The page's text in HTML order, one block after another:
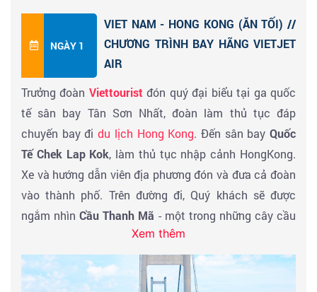
NGÀY 1
VIET NAM - HONG KONG (ĂN TỐI) //
CHƯƠNG TRÌNH BAY HÃNG VIETJET
AIR
Trưởng đoàn Viettourist đón quý đại biểu tại ga quốc
tế sân bay Tân Sơn Nhất, đoàn làm thủ tục đáp
chuyến bay đidu lịch Hong Kong. Đến sân bayQuốc
Tế Chek Lap Kok, làm thủ tục nhập cảnh HongKong.
Xe và hướng dẫn viên địa phương đón và đưa cả đoàn
vào thành phố. Trên đường đi, Quý khách sẽ được
ngắm nhìnCầu Thanh Mã - một trong những cây cầu
Đoàn ăn tối tại nhà hàng địa phương. Sau đó xe và
hướng dẫn viên đưa Qúy khách trở về khách sạn, nhận
Xem thêm